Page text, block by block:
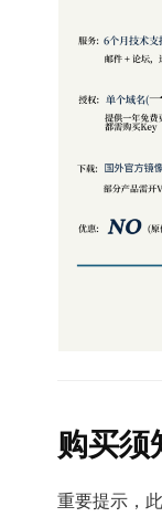
购买须
重要提示，